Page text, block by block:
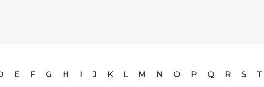
E F G H I J K L M N O P Q R S T